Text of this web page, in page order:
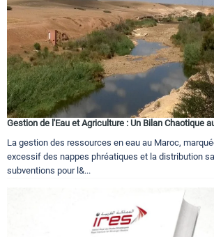
Gestion de l'Eau et Agriculture : Un Bilan Chaotique
La gestion des ressources en eau au Maroc,
excessif des nappes phréatiques et la distribution
subventions pour l&...